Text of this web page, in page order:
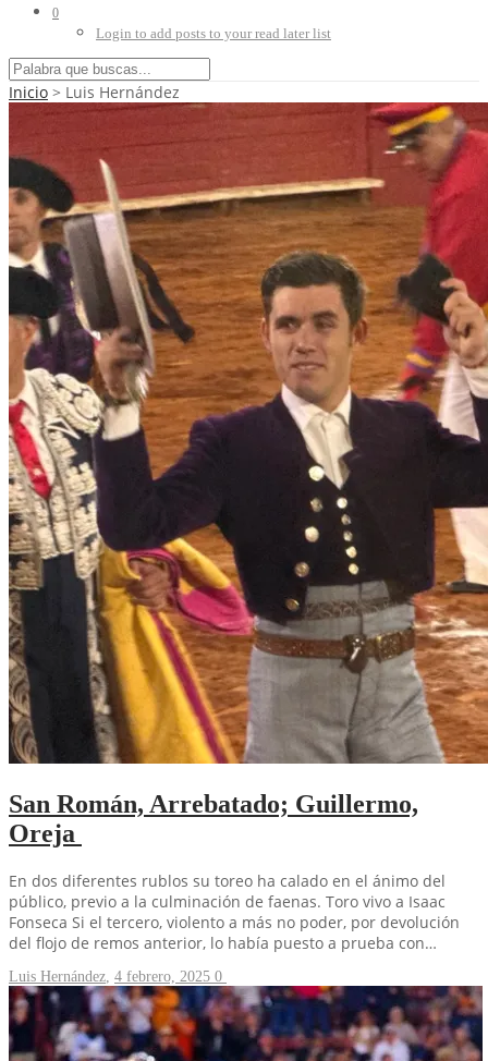
0
Login to add posts to your read later list
Inicio > Luis Hernández
San Román, Arrebatado; Guillermo,
Oreja
En dos diferentes rublos su toreo ha calado en el ánimo del
público, previo a la culminación de faenas. Toro vivo a Isaac
Fonseca Si el tercero, violento a más no poder, por devolución
del flojo de remos anterior, lo había puesto a prueba con…
Luis Hernández, 4 febrero, 2025 0